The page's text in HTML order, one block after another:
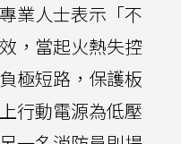
業人士表示「不
，當起火熱失控
極短路，保護板
行動電源為低壓